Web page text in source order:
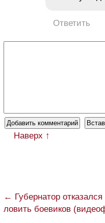
Ответить
Наверх ↑
← Губернатор отказался
ловить боевиков